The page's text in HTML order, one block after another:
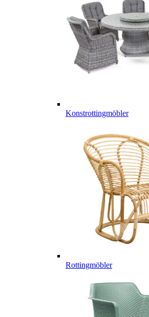
Konstrottingmöbler
Rottingmöbler